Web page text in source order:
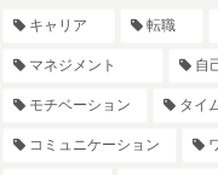
キャリア 転職
マネジメント 自
モチベーション タイ
コミュニケーション